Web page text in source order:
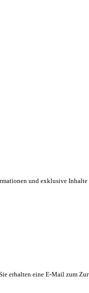
und exklusive Inhalte
erhalten eine E-Mail zum